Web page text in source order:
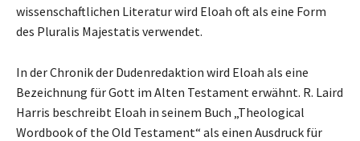
wissenschaftlichen Literatur wird Eloah oft als eine Form
des Pluralis Majestatis verwendet.
In der Chronik der Dudenredaktion wird Eloah als eine
Bezeichnung für Gott im Alten Testament erwähnt. R. Laird
Harris beschreibt Eloah in seinem Buch „Theological
Wordbook of the Old Testament“ als einen Ausdruck für